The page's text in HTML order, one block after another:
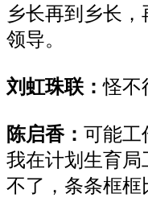
乡长再到乡长
领导。
刘虹珠联：怪不
陈启香： 可能工
我在计划生育
不了，条条框框